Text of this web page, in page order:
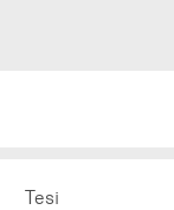
Tesi